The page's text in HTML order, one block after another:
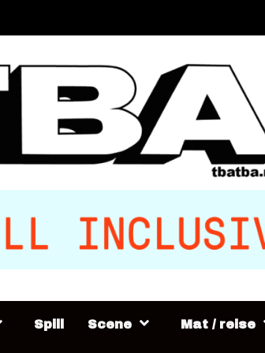
Spill Scene Mat / reise